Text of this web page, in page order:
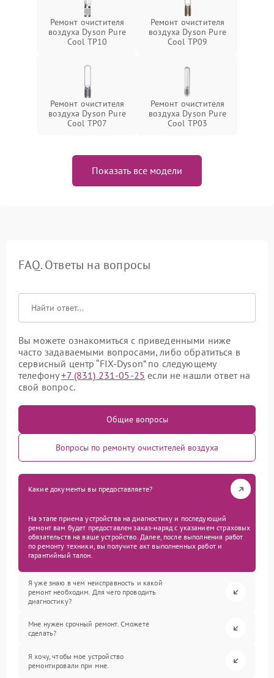
Ремонт очистителя
воздуха Dyson Pure
Cool TP10
Ремонт очистителя
воздуха Dyson Pure
Cool TP09
Ремонт очистителя
воздуха Dyson Pure
Cool TP07
Ремонт очистителя
воздуха Dyson Pure
Cool TP03
Показать все модели
FAQ. Ответы на вопросы
Вы можете ознакомиться с приведенными ниже
часто задаваемыми вопросами, либо обратиться в
сервисный центр “FIX-Dyson” по следующему
телефону+7 (831) 231-05-25 если не нашли ответ на
свой вопрос.
Общие вопросы
Вопросы по ремонту очистителей воздуха
Какие документы вы предоставляете?
На этапе приема устройства на диагностику и последующий
ремонт вам будет предоставлен заказ-наряд с указанием страховых
обязательств на ваше устройство. Далее, после выполнения работ
по ремонту техники, вы получите акт выполненных работ и
гарантийный талон.
Я уже знаю в чем неисправность и какой
ремонт необходим. Для чего проводить
диагностику?
Мне нужен срочный ремонт. Сможете
сделать?
Я хочу, чтобы мое устройство
ремонтировали при мне.